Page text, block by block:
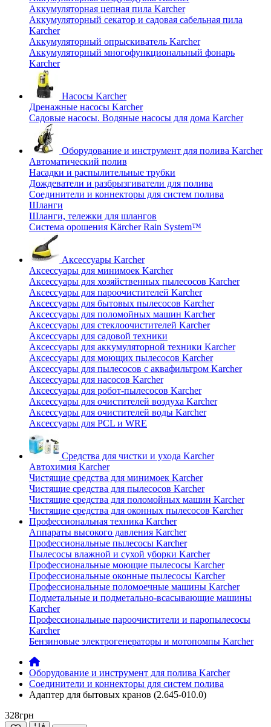
Аккумуляторная цепная пила Karcher
Аккумуляторный секатор и садовая сабельная пила
Karcher
Аккумуляторный опрыскиватель Karcher
Аккумуляторный многофункциональный фонарь
Karcher
Насосы Karcher
Дренажные насосы Karcher
Садовые насосы. Водяные насосы для дома Karcher
Оборудование и инструмент для полива Karcher
Автоматический полив
Насадки и распылительные трубки
Дождеватели и разбрызгиватели для полива
Соединители и коннекторы для систем полива
Шланги
Шланги, тележки для шлангов
Система орошения Kärcher Rain System™
Аксессуары Karcher
Аксессуары для минимоек Karcher
Аксессуары для хозяйственных пылесосов Karcher
Аксессуары для пароочистителей Karcher
Аксессуары для бытовых пылесосов Karcher
Аксессуары для поломойных машин Karcher
Аксессуары для стеклоочистителей Karcher
Аксессуары для садовой техники
Аксессуары для аккумуляторной техники Karcher
Аксессуары для моющих пылесосов Karcher
Аксессуары для пылесосов с аквафильтром Karcher
Аксессуары для насосов Karcher
Аксессуары для робот-пылесосов Karcher
Аксессуары для очистителей воздуха Karcher
Аксессуары для очистителей воды Karcher
Аксессуары для PCL и WRE
Средства для чистки и ухода Karcher
Автохимия Karcher
Чистящие средства для минимоек Karcher
Чистящие средства для пылесосов Karcher
Чистящие средства для поломойных машин Karcher
Чистящие средства для оконных пылесосов Karcher
Профессиональная техника Karcher
Аппараты высокого давления Karcher
Профессиональные пылесосы Karcher
Пылесосы влажной и сухой уборки Karcher
Профессиональные моющие пылесосы Karcher
Профессиональные оконные пылесосы Karcher
Профессиональные поломоечные машины Karcher
Подметальные и подметально-всасывающие машины
Karcher
Профессиональные пароочистители и паропылесосы
Karcher
Бензиновые электрогенераторы и мотопомпы Karcher
Оборудование и инструмент для полива Karcher
Соединители и коннекторы для систем полива
Адаптер для бытовых кранов (2.645-010.0)
328грн